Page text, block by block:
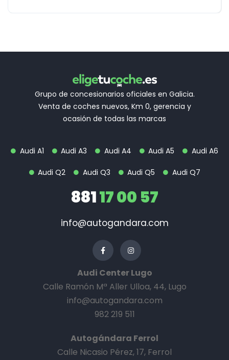
Grupo de concesionarios oficiales en Galicia.
Venta de coches nuevos, Km 0, gerencia y
ocasión de todas las marcas
Audi A1 Audi A3 Audi A4 Audi A5 Audi A6
Audi Q2 Audi Q3 Audi Q5 Audi Q7
88117 00 57
info@autogandara.com
Audi Center Lugo
Calle Ramón Mª Aller Ulloa, 44, Lugo
info@autogandara.com
982 219 511
Autogándara Ferrol
Calle Nicasio Pérez, 17, Ferrol